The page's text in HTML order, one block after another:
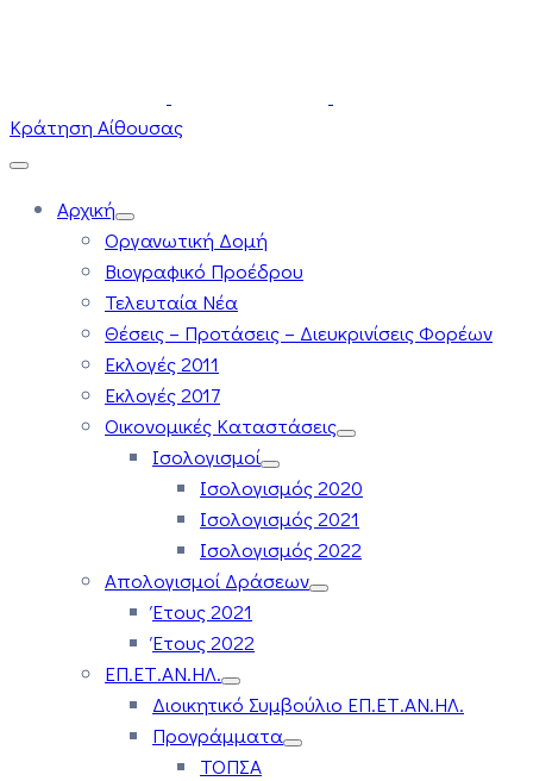
Κράτηση Αίθουσας
Αρχική
Οργανωτική Δομή
Βιογραφικό Προέδρου
Τελευταία Νέα
Θέσεις – Προτάσεις – Διευκρινίσεις Φορέων
Εκλογές 2011
Εκλογές 2017
Οικονομικές Καταστάσεις
Ισολογισμοί
Ισολογισμός 2020
Ισολογισμός 2021
Ισολογισμός 2022
Απολογισμοί Δράσεων
Έτους 2021
Έτους 2022
ΕΠ.ΕΤ.ΑΝ.ΗΛ.
Διοικητικό Συμβούλιο ΕΠ.ΕΤ.ΑΝ.ΗΛ.
Προγράμματα
ΤΟΠΣΑ